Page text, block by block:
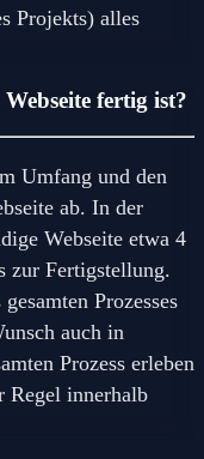
Projekts) alles
fertig ist?
Umfang und den
ab. In der
Webseite etwa 4
zur Fertigstellung.
Prozesses
auch in
Prozess erleben
Regel innerhalb